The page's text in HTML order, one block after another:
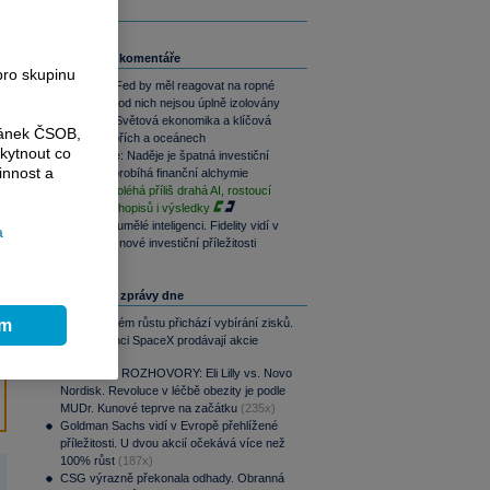
Související komentáře
Víkendář: Fed by měl reagovat na ropné
šoky, USA od nich nejsou úplně izolovány
Víkendář: Světová ekonomika a klíčová
místa v mořích a oceánech
Perly týdne: Naděje je špatná investiční
strategie, probíhá finanční alchymie
Na akcie doléhá příliš drahá AI, rostoucí
výnosy dluhopisů i výsledky
Od ropy k umělé inteligenci. Fidelity vidí v
Asii rizika i nové investiční příležitosti
Nejčtenější zprávy dne
Po raketovém růstu přichází vybírání zisků.
Zaměstnanci SpaceX prodávají akcie
PODCAST ROZHOVORY: Eli Lilly vs. Novo
Nordisk. Revoluce v léčbě obezity je podle
MUDr. Kunové teprve na začátku (235x)
Goldman Sachs vidí v Evropě přehlížené
příležitosti. U dvou akcií očekává více než
100% růst (187x)
CSG výrazně překonala odhady. Obranná
skupinu
ČSOB,
co
a